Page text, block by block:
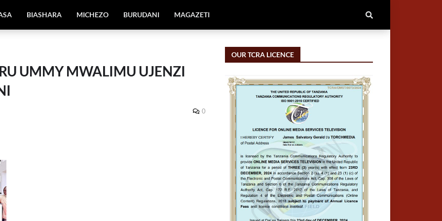
BIASHARA MICHEZO BURUDANI MAGAZETI
UMMY MWALIMU UJENZI
0
OUR TCRA LICENCE